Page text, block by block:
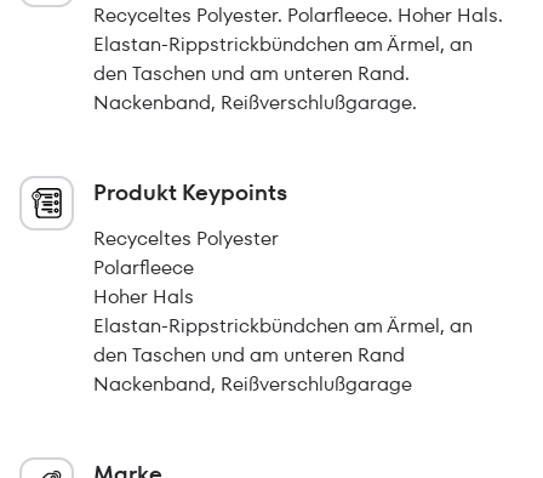
Recyceltes Polyester. Polarfleece. Hoher Hals.
Elastan-Rippstrickbündchen am Ärmel, an
den Taschen und am unteren Rand.
Nackenband, Reißverschlußgarage.
Produkt Keypoints
Recyceltes Polyester
Polarfleece
Hoher Hals
Elastan-Rippstrickbündchen am Ärmel, an
den Taschen und am unteren Rand
Nackenband, Reißverschlußgarage